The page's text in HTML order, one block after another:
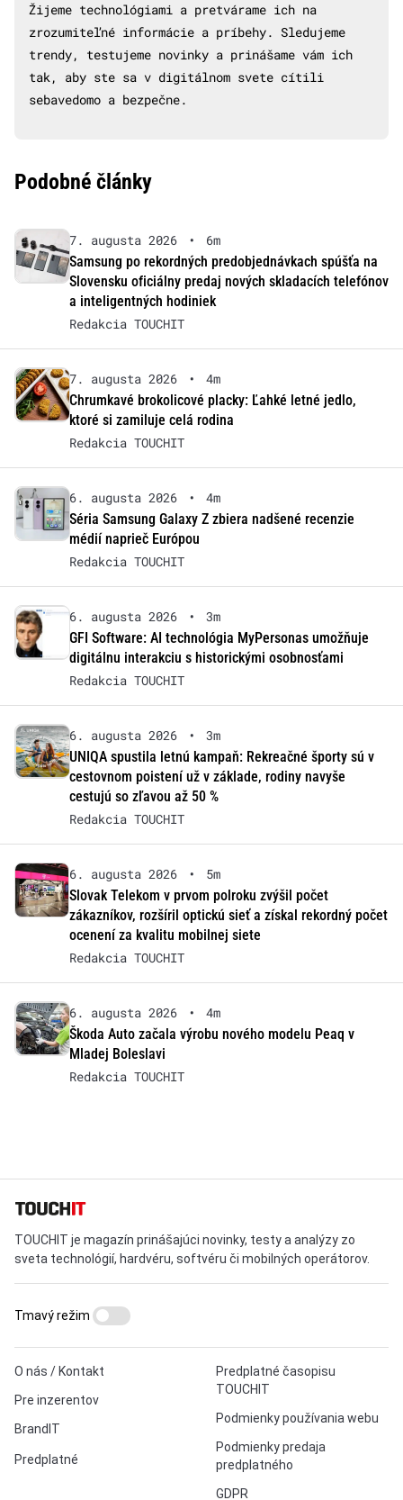
Žijeme technológiami a pretvárame ich na
zrozumiteľné informácie a príbehy. Sledujeme
trendy, testujeme novinky a prinášame vám ich
tak, aby ste sa v digitálnom svete cítili
sebavedomo a bezpečne.
Podobné články
7. augusta 2026 •
6m
Samsung po rekordných predobjednávkach spúšťa na
Slovensku oficiálny predaj nových skladacích telefónov
a inteligentných hodiniek
Redakcia TOUCHIT
7. augusta 2026 •
4m
Chrumkavé brokolicové placky: Ľahké letné jedlo,
ktoré si zamiluje celá rodina
Redakcia TOUCHIT
6. augusta 2026 •
4m
Séria Samsung Galaxy Z zbiera nadšené recenzie
médií naprieč Európou
Redakcia TOUCHIT
6. augusta 2026 •
3m
GFI Software: AI technológia MyPersonas umožňuje
digitálnu interakciu s historickými osobnosťami
Redakcia TOUCHIT
6. augusta 2026 •
3m
UNIQA spustila letnú kampaň: Rekreačné športy sú v
cestovnom poistení už v základe, rodiny navyše
cestujú so zľavou až 50 %
Redakcia TOUCHIT
6. augusta 2026 •
5m
Slovak Telekom v prvom polroku zvýšil počet
zákazníkov, rozšíril optickú sieť a získal rekordný počet
ocenení za kvalitu mobilnej siete
Redakcia TOUCHIT
6. augusta 2026 •
4m
Škoda Auto začala výrobu nového modelu Peaq v
Mladej Boleslavi
Redakcia TOUCHIT
TOUCHIT je magazín prinášajúci novinky, testy a analýzy zo
sveta technológií, hardvéru, softvéru či mobilných operátorov.
O nás / Kontakt
Pre inzerentov
BrandIT
Predplatné
Predplatné časopisu
TOUCHIT
Podmienky používania webu
Podmienky predaja
predplatného
GDPR
Tmavý režim